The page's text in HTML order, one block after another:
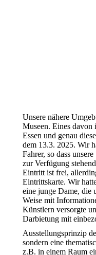
Unsere nähere
Museen. Eines davon
Essen und genau
dem 13.3. 2025. Wir
Fahrer, so dass
zur Verfügung
Eintritt ist frei,
Eintrittskarte. Wir
eine junge Dame, die
Weise mit
Künstlern versorgte
Darbietung mit
Ausstellungsprinzip
sondern eine
z.B. in einem Raum